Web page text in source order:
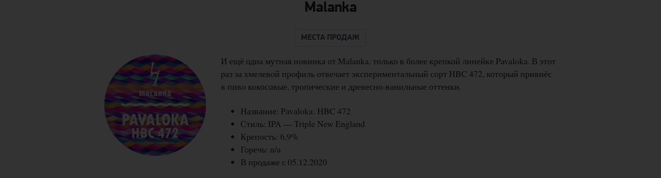
Malanka
МЕСТА ПРОДАЖ
И ещё одна мутная новинка от Malanka, только в более крепкой линейке Pavaloka. В этот
раз за хмелевой профиль отвечает экспериментальный сорт HBC 472, который привнёс
в пиво кокосовые, тропические и древесно-ванильные оттенки.
Название: Pavaloka: HBC 472
Стиль: IPA — Triple New England
Крепость: 6,9%
Горечь: n/a
В продаже с 05.12.2020